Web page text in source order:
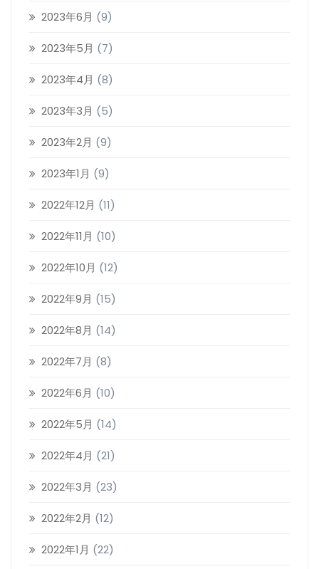
2023年6月 (9)
2023年5月 (7)
2023年4月 (8)
2023年3月 (5)
2023年2月 (9)
2023年1月 (9)
2022年12月 (11)
2022年11月 (10)
2022年10月 (12)
2022年9月 (15)
2022年8月 (14)
2022年7月 (8)
2022年6月 (10)
2022年5月 (14)
2022年4月 (21)
2022年3月 (23)
2022年2月 (12)
2022年1月 (22)